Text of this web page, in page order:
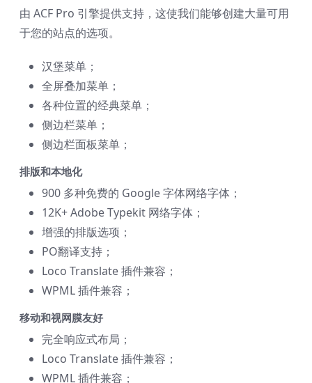
由 ACF Pro 引擎提供支持，这使我们能够创建大量可用
于您的站点的选项。
汉堡菜单；
全屏叠加菜单；
各种位置的经典菜单；
侧边栏菜单；
侧边栏面板菜单；
排版和本地化
900 多种免费的 Google 字体网络字体；
12K+ Adob​​e Typekit 网络字体；
增强的排版选项；
PO翻译支持；
Loco Translate 插件兼容；
WPML 插件兼容；
移动和视网膜友好
完全响应式布局；
Loco Translate 插件兼容；
WPML 插件兼容；